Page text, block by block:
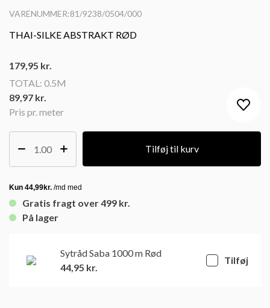
VARENUMMER:81/9238/0504/000
THAI-SILKE ABSTRAKT RØD
Pris pr. meter
179,95 kr.
TOTAL: 0.5M
89,97 kr.
Tilføj til kurv
Gratis fragt over 499 kr.
På lager
Sytråd Saba 1000 m Rød
44,95 kr.
Tilføj